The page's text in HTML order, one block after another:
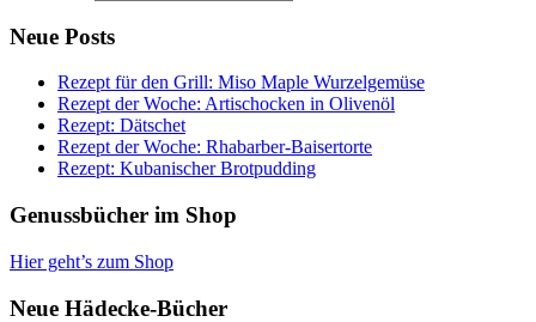
Neue Posts
Rezept für den Grill: Miso Maple Wurzelgemüse
Rezept der Woche: Artischocken in Olivenöl
Rezept: Dätschet
Rezept der Woche: Rhabarber-Baisertorte
Rezept: Kubanischer Brotpudding
Genussbücher im Shop
Hier geht’s zum Shop
Neue Hädecke-Bücher